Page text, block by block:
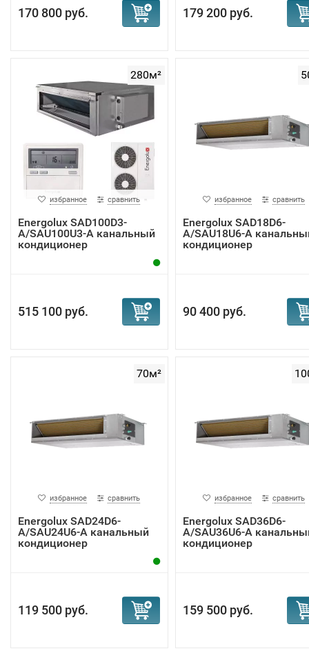
170 800 руб. 179 200 руб.
280м²
избранное сравнить
Energolux SAD100D3-
A/SAU100U3-A канальный
кондиционер
515 100 руб.
избранное сравнить
Energolux SAD18D6-
A/SAU18U6-A
кондиционер
90 400 руб.
70м²
избранное сравнить
Energolux SAD24D6-
A/SAU24U6-A канальный
кондиционер
119 500 руб.
избранное сравнить
Energolux SAD36D6-
A/SAU36U6-A
кондиционер
159 500 руб.